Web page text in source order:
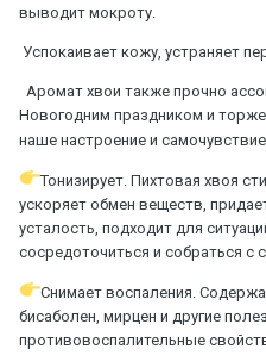
выводит мокроту.
Успокаивает кожу, устраняет
Аромат хвои также прочно
Новогодним праздником и
наше настроение и
Тонизирует. Пихтовая хвоя
ускоряет обмен веществ,
усталость, подходит для
сосредоточиться и собраться с
Снимает воспаления.
бисаболен, мирцен и другие
противовоспалительные